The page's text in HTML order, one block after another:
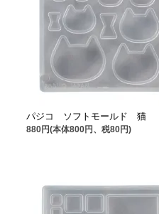
パジコ ソフトモールド 猫
880円(本体800円、税80円)